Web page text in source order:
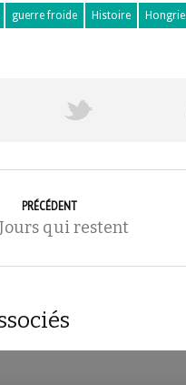
guerre froide Histoire Hongrie
PRÉCÉDENT
qui restent